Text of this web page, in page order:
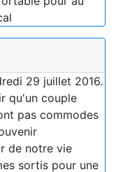
29 juillet 2016.
qu'un couple
pas commodes
de notre vie
sortis pour une